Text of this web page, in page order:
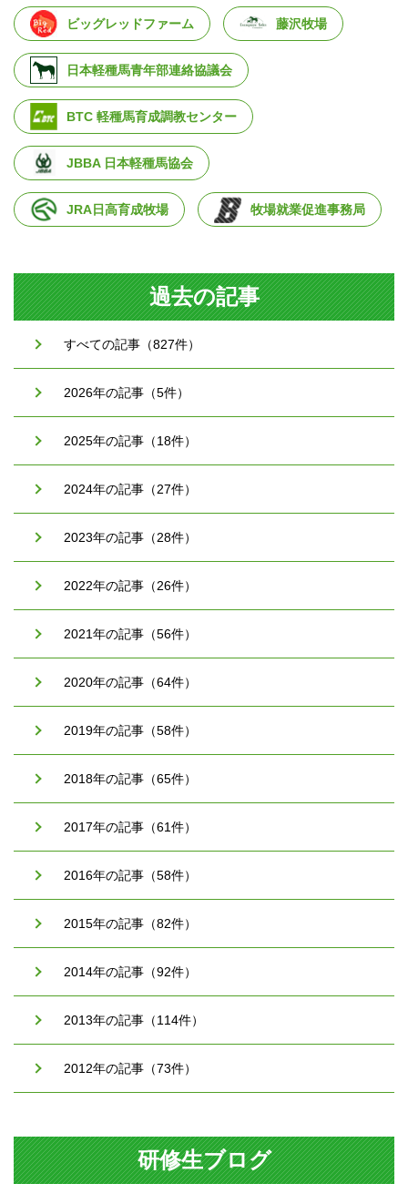
ビッグレッドファーム 藤沢牧場
日本軽種馬青年部連絡協議会
BTC 軽種馬育成調教センター
JBBA 日本軽種馬協会
JRA日高育成牧場 牧場就業促進事務局
過去の記事
すべての記事（827件）
2026年の記事（5件）
2025年の記事（18件）
2024年の記事（27件）
2023年の記事（28件）
2022年の記事（26件）
2021年の記事（56件）
2020年の記事（64件）
2019年の記事（58件）
2018年の記事（65件）
2017年の記事（61件）
2016年の記事（58件）
2015年の記事（82件）
2014年の記事（92件）
2013年の記事（114件）
2012年の記事（73件）
研修生ブログ